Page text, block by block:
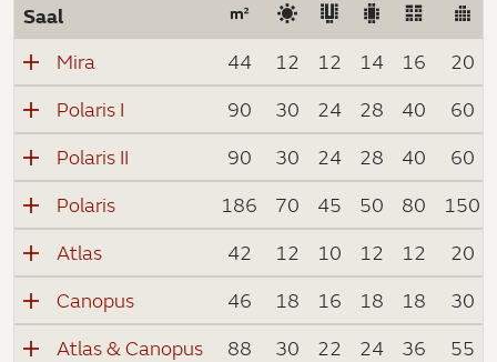
Saal
Mira 44 12 12 14 16
20
Polaris I
90 30 24 28 40
60
Polaris II
90 30 24 28 40
60
Polaris
186 70 45 50 80
150
Atlas
42 12 10 12 12
20
Canopus
46 18 16 18 18
30
Atlas & Canopus
88 30 22 24 36
55